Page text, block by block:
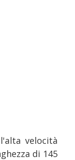
velocità
di 145